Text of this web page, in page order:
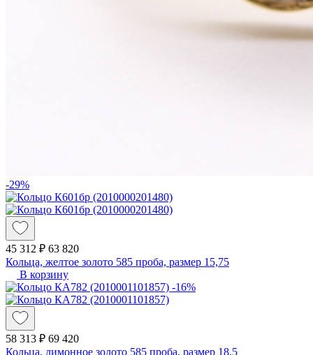
-29%
45 312 ₽ 63 820
Кольца, желтое золото 585 проба, размер 15,75
В корзину
-16%
58 313 ₽ 69 420
Кольца, лимонное золото 585 проба, размер 18,5